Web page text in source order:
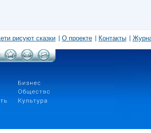
рисуют сказки О проекте Контакты